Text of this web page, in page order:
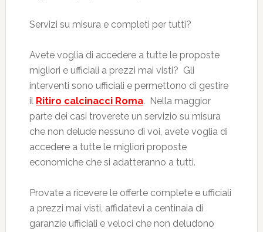
Servizi su misura e completi per tutti?
Avete voglia di accedere a tutte le proposte
migliori e ufficiali a prezzi mai visti? Gli
interventi sono ufficiali e permettono di gestire
il Ritiro calcinacci Roma. Nella maggior
parte dei casi troverete un servizio su misura
che non delude nessuno di voi, avete voglia di
accedere a tutte le migliori proposte
economiche che si adatteranno a tutti.
Provate a ricevere le offerte complete e ufficiali
a prezzi mai visti, affidatevi a centinaia di
garanzie ufficiali e veloci che non deludono